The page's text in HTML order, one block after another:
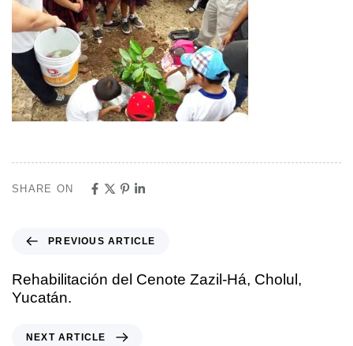
SHARE ON
PREVIOUS ARTICLE
Rehabilitación del Cenote Zazil-Há, Cholul,
Yucatán.
NEXT ARTICLE